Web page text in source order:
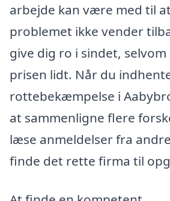
arbejde kan være med til
problemet ikke vender
give dig ro i sindet,
prisen lidt. Når du
rottebekæmpelse i
at sammenligne flere
læse anmeldelser fra
finde det rette firma til